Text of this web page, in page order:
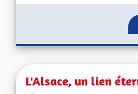
L'Alsace, un lien